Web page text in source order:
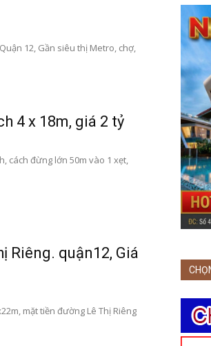
12, Gần siêu thị Metro, chợ,
4 x 18m, giá 2 tỷ
cách đừng lớn 50m vào 1 xẹt,
Riêng. quận12, Giá
mặt tiền đường Lê Thị Riêng